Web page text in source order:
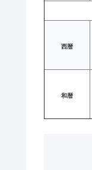
西暦
和暦